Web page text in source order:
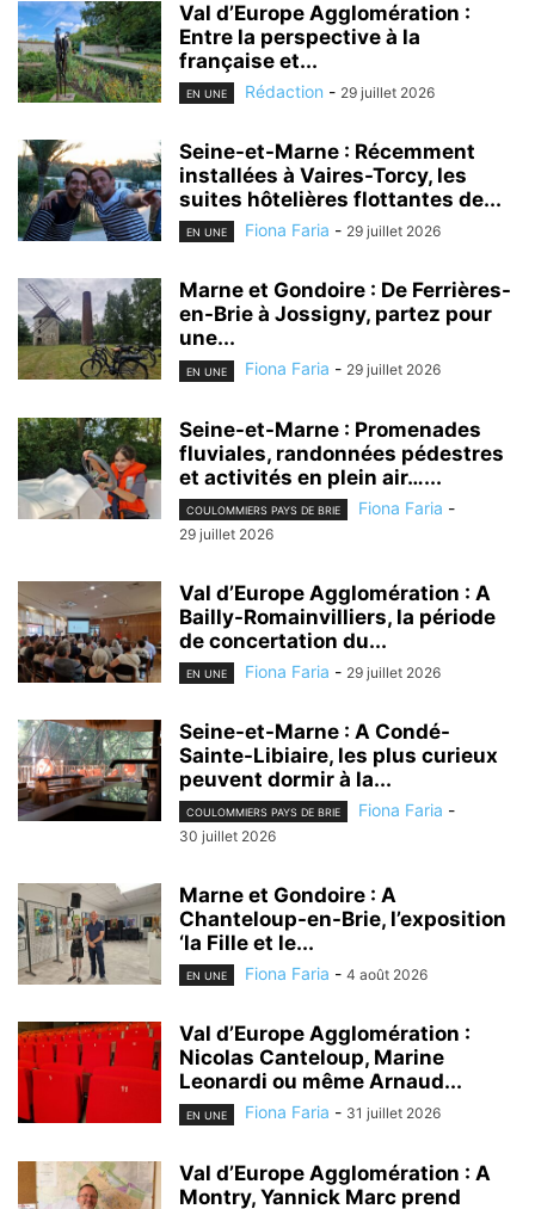
Val d’Europe Agglomération :
Entre la perspective à la
française et...
EN UNE Rédaction - 29 juillet 2026
Seine-et-Marne : Récemment
installées à Vaires-Torcy, les
suites hôtelières flottantes de...
EN UNE Fiona Faria - 29 juillet 2026
Marne et Gondoire : De Ferrières-
en-Brie à Jossigny, partez pour
une...
EN UNE Fiona Faria - 29 juillet 2026
Seine-et-Marne : Promenades
fluviales, randonnées pédestres
et activités en plein air…...
COULOMMIERS PAYS DE BRIE Fiona Faria -
29 juillet 2026
Val d’Europe Agglomération : A
Bailly-Romainvilliers, la période
de concertation du...
EN UNE Fiona Faria - 29 juillet 2026
Seine-et-Marne : A Condé-
Sainte-Libiaire, les plus curieux
peuvent dormir à la...
COULOMMIERS PAYS DE BRIE Fiona Faria -
30 juillet 2026
Marne et Gondoire : A
Chanteloup-en-Brie, l’exposition
‘la Fille et le...
EN UNE Fiona Faria - 4 août 2026
Val d’Europe Agglomération :
Nicolas Canteloup, Marine
Leonardi ou même Arnaud...
EN UNE Fiona Faria - 31 juillet 2026
Val d’Europe Agglomération : A
Montry, Yannick Marc prend